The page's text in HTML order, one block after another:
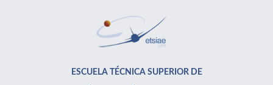
ESCUELA TÉCNICA SUPERIOR DE